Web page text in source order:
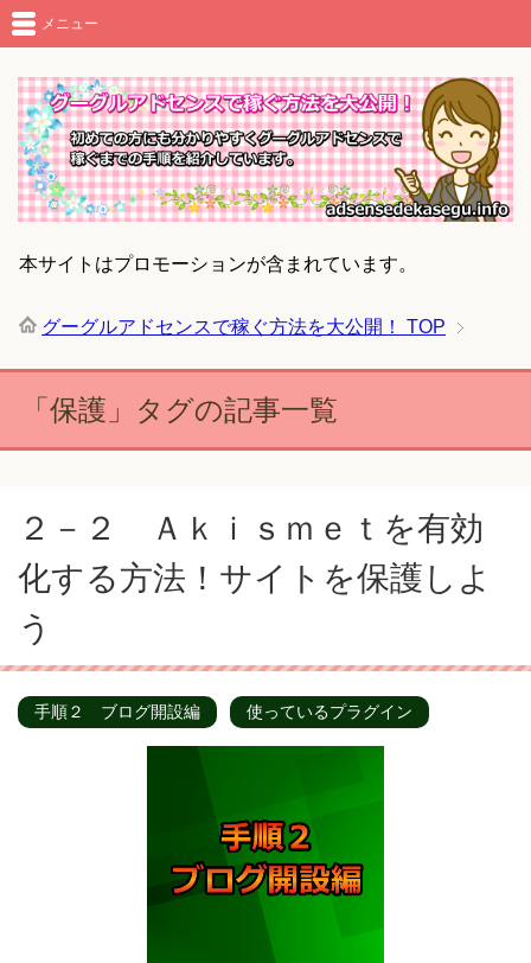
メニュー
本サイトはプロモーションが含まれています。
グーグルアドセンスで稼ぐ方法を大公開！ TOP
「保護」タグの記事一覧
２－２ Ａｋｉｓｍｅｔを有効
化する方法！サイトを保護しよ
う
手順２ ブログ開設編 使っているプラグイン